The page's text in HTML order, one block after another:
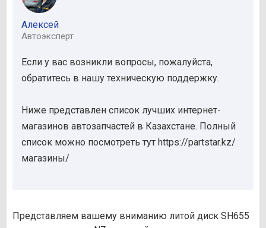
Алексей
Автоэксперт
Если у вас возникли вопросы, пожалуйста,
обратитесь в нашу техническую поддержку.
Ниже представлен список лучших интернет-
магазинов автозапчастей в Казахстане. Полный
список можно посмотреть тут https://partstar.kz/
магазины/
Представляем вашему вниманию литой диск SH655